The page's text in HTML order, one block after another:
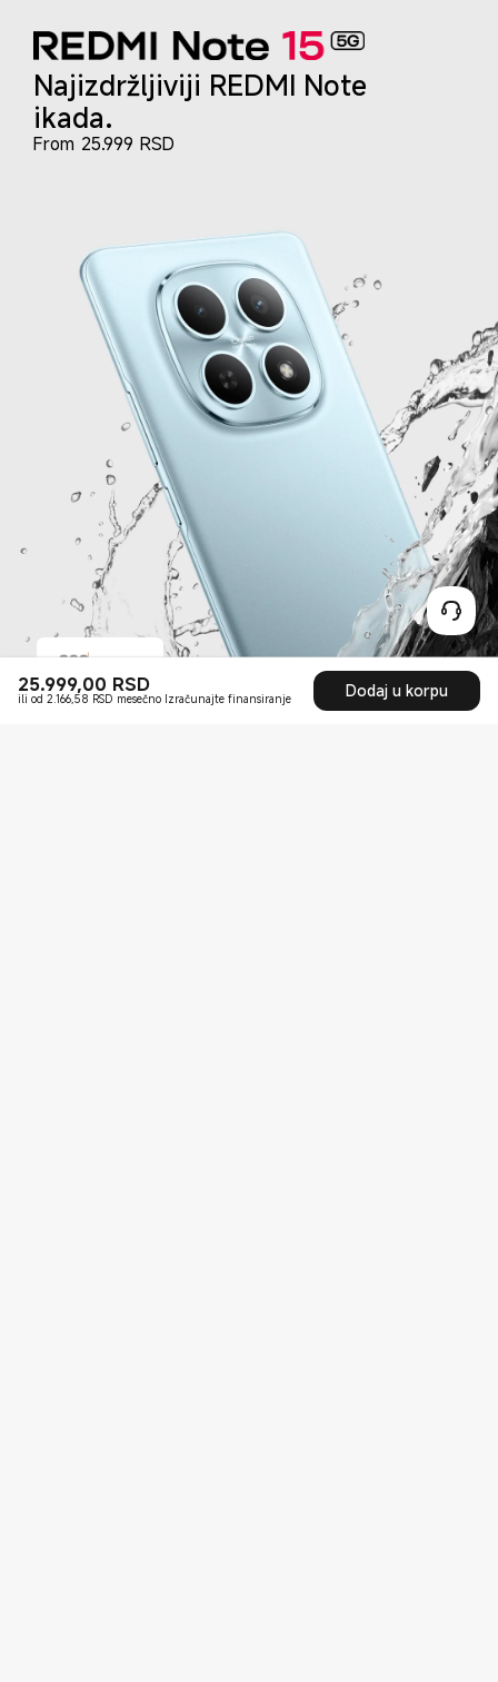
25.999,00 RSD
Current Price RSD25999
ili od 2.166,58 RSD mesečno Izračunajte finansiranje Dodaj u korpu